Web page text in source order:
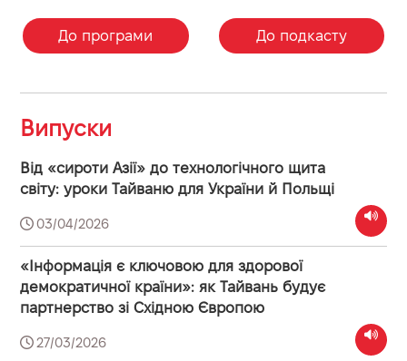
До програми До подкасту
Випуски
Від «сироти Азії» до технологічного щита
світу: уроки Тайваню для України й Польщі
03/04/2026
«Інформація є ключовою для здорової
демократичної країни»: як Тайвань будує
партнерство зі Східною Європою
27/03/2026